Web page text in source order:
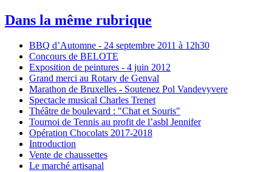
Dans la même rubrique
BBQ d’Automne - 24 septembre 2011 à 12h30
Concours de BELOTE
Exposition de peintures - 4 juin 2012
Grand merci au Rotary de Genval
Marathon de Bruxelles - Soutenez Pol Vandevyvere
Spectacle musical Charles Trenet
Théâtre de boulevard : "Chat et Souris"
Tournoi de Tennis au profit de l’asbl Jennifer
Opération Chocolats 2017-2018
Introduction
Vente de chaussettes
Le marché artisanal